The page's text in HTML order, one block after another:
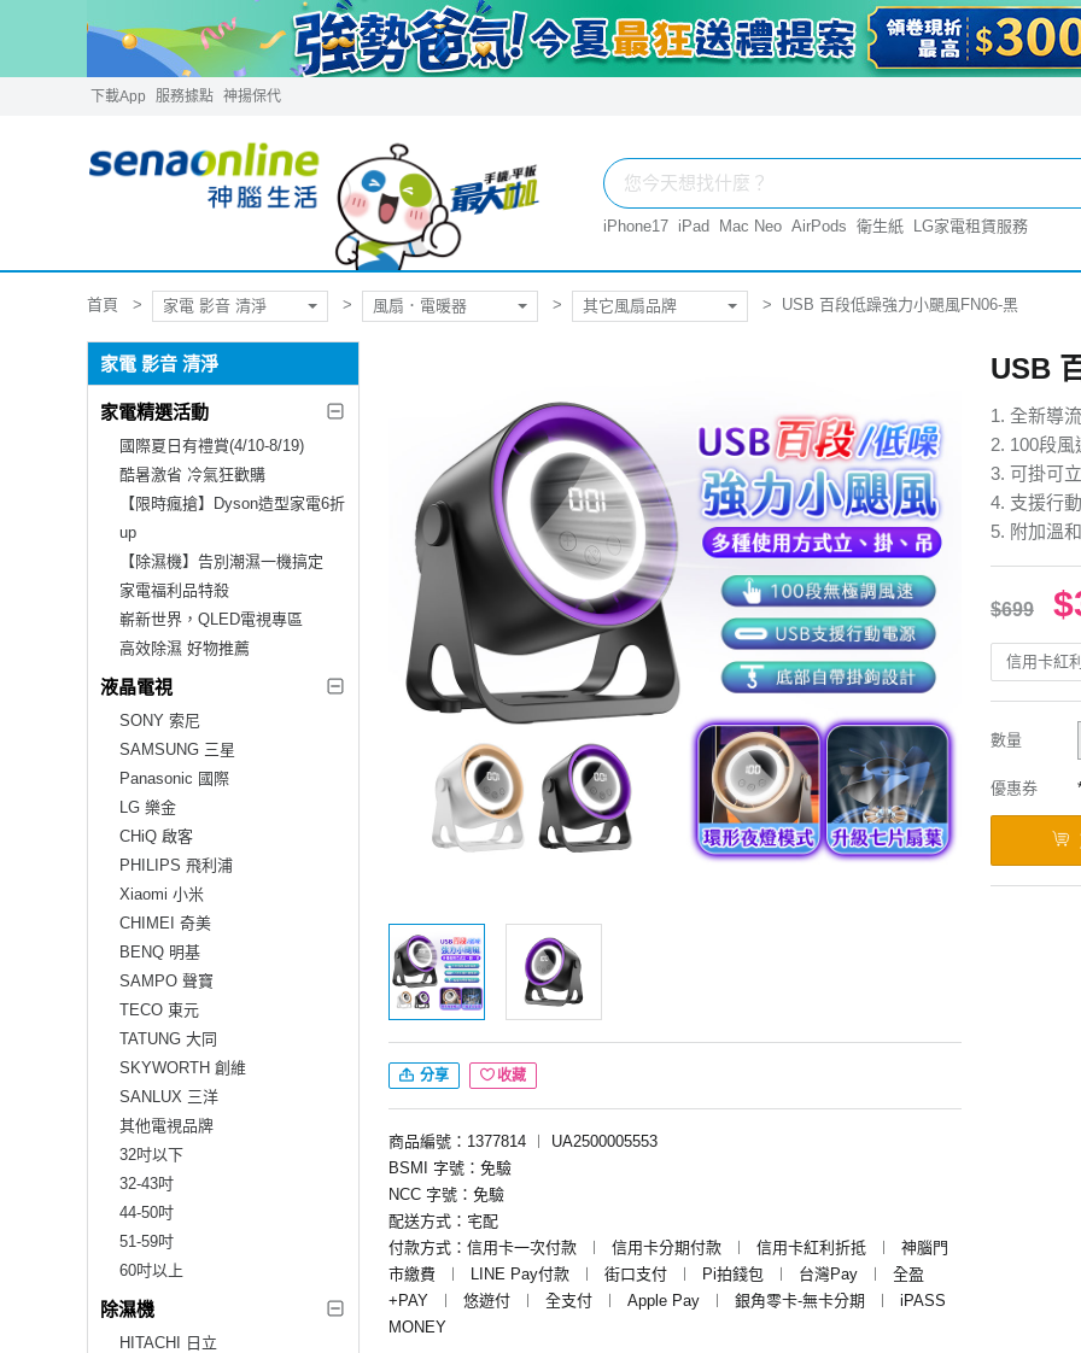
下載App 服務據點 神揚保代
iPhone17 iPad Mac Neo AirPods 衛生紙 LG家電租賃服務
首頁 家電 影音 清淨 風扇．電暖器 其它風扇品牌 USB 百段低躁強力小颶風FN06-黑
家電 影音 清淨
家電精選活動
國際夏日有禮賞(4/10-8/19)
酷暑激省 冷氣狂歡購
【限時瘋搶】Dyson造型家電6折
up
【除濕機】告別潮濕一機搞定
家電福利品特殺
嶄新世界，QLED電視專區
高效除濕 好物推薦
液晶電視
SONY 索尼
SAMSUNG 三星
Panasonic 國際
LG 樂金
CHiQ 啟客
PHILIPS 飛利浦
Xiaomi 小米
CHIMEI 奇美
BENQ 明基
SAMPO 聲寶
TECO 東元
TATUNG 大同
SKYWORTH 創維
SANLUX 三洋
其他電視品牌
32吋以下
32-43吋
44-50吋
51-59吋
60吋以上
除濕機
HITACHI 日立
分享 收藏
商品編號：1377814 ︱
UA2500005553
BSMI 字號：免驗
NCC 字號：免驗
配送方式：宅配
付款方式：信用卡一次付款
︱ 信用卡分期付款 ︱ 信用卡紅利折抵 ︱
神腦門
市繳費
︱ LINE Pay付款 ︱ 街口支付 ︱ Pi拍錢包 ︱ 台灣Pay ︱
全盈
+PAY
︱ 悠遊付 ︱ 全支付 ︱ Apple Pay ︱ 銀角零卡-無卡分期 ︱
iPASS
MONEY
USB
1. 全新導
2. 100段
3. 可掛可立
4. 支援行
5. 附加溫
$699
信用卡紅
數量
優惠券